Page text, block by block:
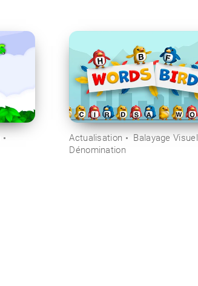
Actualisation
Balayage Visuel
Dénomination